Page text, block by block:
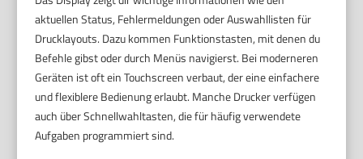
aktuellen Status, Fehlermeldungen oder Auswahllisten für
Drucklayouts. Dazu kommen Funktionstasten, mit denen du
Befehle gibst oder durch Menüs navigierst. Bei moderneren
Geräten ist oft ein Touchscreen verbaut, der eine einfachere
und flexiblere Bedienung erlaubt. Manche Drucker verfügen
auch über Schnellwahltasten, die für häufig verwendete
Aufgaben programmiert sind.